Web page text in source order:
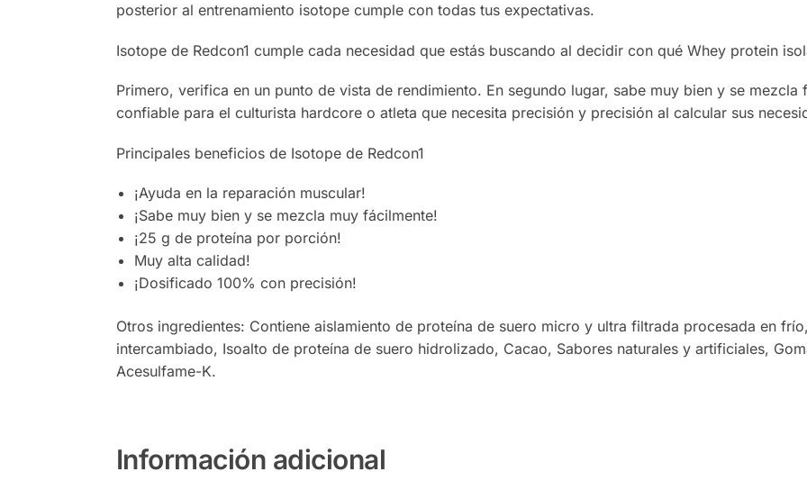
posterior al entrenamiento isotope cumple con todas tus expectativas.
Isotope de Redcon1 cumple cada necesidad que estás buscando al decidir con qué Whey protein
Primero, verifica en un punto de vista de rendimiento. En segundo lugar, sabe muy bien y se mezcla
confiable para el culturista hardcore o atleta que necesita precisión y precisión al calcular sus
Principales beneficios de Isotope de Redcon1
¡Ayuda en la reparación muscular!
¡Sabe muy bien y se mezcla muy fácilmente!
¡25 g de proteína por porción!
Muy alta calidad!
¡Dosificado 100% con precisión!
Otros ingredientes: Contiene aislamiento de proteína de suero micro y ultra filtrada procesada en
intercambiado, Isoalto de proteína de suero hidrolizado, Cacao, Sabores naturales y artificiales,
Acesulfame-K.
Información adicional